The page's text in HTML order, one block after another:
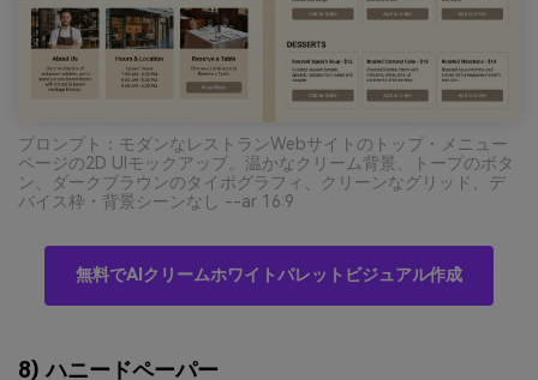
プロンプト：モダンなレストランWebサイトのトップ・メニュー
ページの2D UIモックアップ。温かなクリーム背景、トープのボタ
ン、ダークブラウンのタイポグラフィ、クリーンなグリッド、デ
バイス枠・背景シーンなし --ar 16:9
無料でAIクリームホワイトパレットビジュアル作成
8) ハニードペーパー